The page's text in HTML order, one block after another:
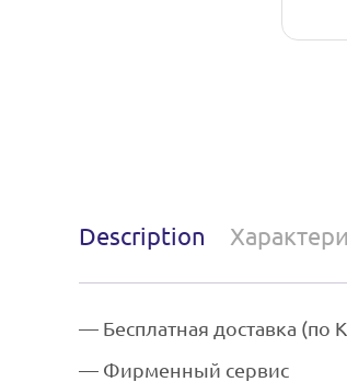
Description
— Бесплатная доставка (по
— Фирменный сервис